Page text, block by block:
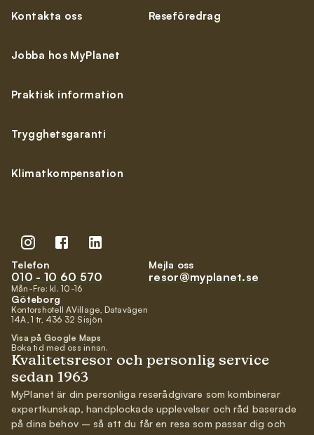
Telefon
010 - 10 60 570
Mån-Fre: kl. 10-16
Mejla oss
resor@myplanet.se
Kontakta oss
Jobba hos MyPlanet
Praktisk information
Trygghetsgaranti
Klimatkompensation
Reseföredrag
Kvalitetsresor och personlig service
sedan 1963
MyPlanet är din personliga reserådgivare som kombinerar
expertkunskap, handplockade upplevelser och råd baserade
på dina behov – så att du får en resa som passar dig och
Göteborg
Kontorshotell AVillage, Datavägen
14A, 1 tr, 436 32 Sisjön
Visa på Google Maps
Boka tid med oss innan.